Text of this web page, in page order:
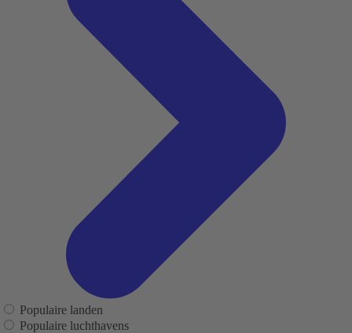
Populaire landen
Populaire luchthavens